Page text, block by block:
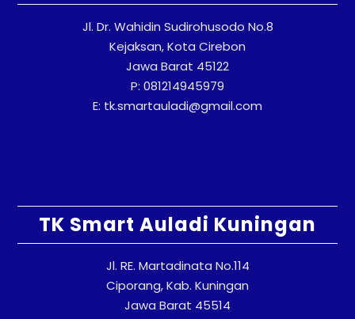
Jl. Dr. Wahidin Sudirohusodo No.8
Kejaksan, Kota Cirebon
Jawa Barat 45122
P: 081214945979
E: tk.smartauladi@gmail.com
TK Smart Auladi Kuningan
Jl. RE. Martadinata No.114
Ciporang, Kab. Kuningan
Jawa Barat 45514